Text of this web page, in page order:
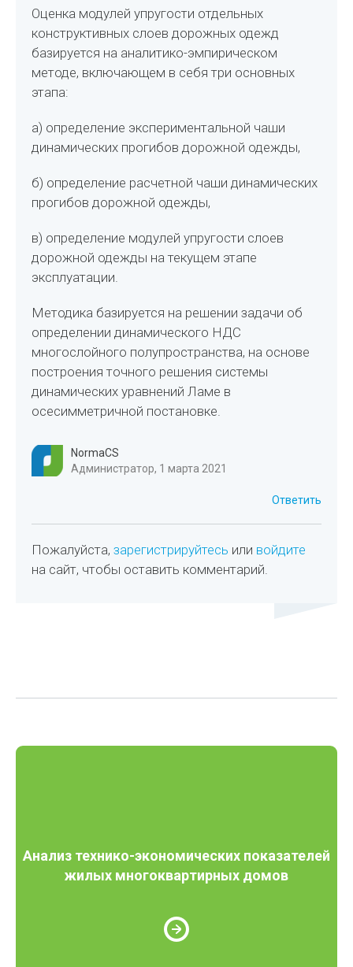
Оценка модулей упругости отдельных
конструктивных слоев дорожных одежд
базируется на аналитико-эмпирическом
методе, включающем в себя три основных
этапа:
а) определение экспериментальной чаши
динамических прогибов дорожной одежды,
б) определение расчетной чаши динамических
прогибов дорожной одежды,
в) определение модулей упругости слоев
дорожной одежды на текущем этапе
эксплуатации.
Методика базируется на решении задачи об
определении динамического НДС
многослойного полупространства, на основе
построения точного решения системы
динамических уравнений Ламе в
осесимметричной постановке.
NormaCS
Администратор, 1 марта 2021
Ответить
Пожалуйста,зарегистрируйтесь или войдите
на сайт, чтобы оставить комментарий.
Анализ технико-экономических показателей
жилых многоквартирных домов